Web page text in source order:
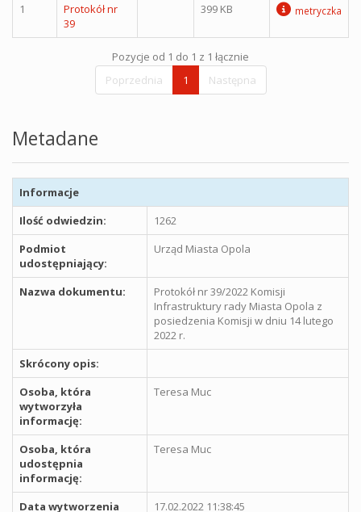
1
Protokół nr
39
399 KB metryczka
Pozycje od 1 do 1 z 1 łącznie
Poprzednia
1 Następna
Metadane
Informacje
Ilość odwiedzin:
1262
Podmiot
udostępniający:
Urząd Miasta Opola
Nazwa dokumentu:
Protokół nr 39/2022 Komisji
Infrastruktury rady Miasta Opola z
posiedzenia Komisji w dniu 14 lutego
2022 r.
Skrócony opis:
Osoba, która
wytworzyła
informację:
Teresa Muc
Osoba, która
udostępnia
informację:
Teresa Muc
Data wytworzenia
17.02.2022 11:38:45